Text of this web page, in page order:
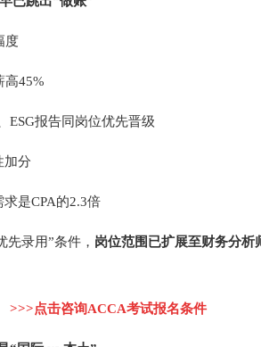
度
高45%
ESG报告同岗位优先晋级
加分
是CPA的2.3倍
录用”条件， 岗位范围已扩展至财务分析
>>>点击咨询ACCA考试报名条件